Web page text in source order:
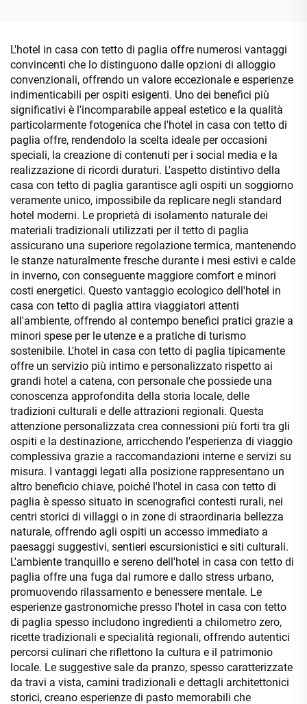
L'hotel in casa con tetto di paglia offre numerosi vantaggi
convincenti che lo distinguono dalle opzioni di alloggio
convenzionali, offrendo un valore eccezionale e esperienze
indimenticabili per ospiti esigenti. Uno dei benefici più
significativi è l'incomparabile appeal estetico e la qualità
particolarmente fotogenica che l'hotel in casa con tetto di
paglia offre, rendendolo la scelta ideale per occasioni
speciali, la creazione di contenuti per i social media e la
realizzazione di ricordi duraturi. L'aspetto distintivo della
casa con tetto di paglia garantisce agli ospiti un soggiorno
veramente unico, impossibile da replicare negli standard
hotel moderni. Le proprietà di isolamento naturale dei
materiali tradizionali utilizzati per il tetto di paglia
assicurano una superiore regolazione termica, mantenendo
le stanze naturalmente fresche durante i mesi estivi e calde
in inverno, con conseguente maggiore comfort e minori
costi energetici. Questo vantaggio ecologico dell'hotel in
casa con tetto di paglia attira viaggiatori attenti
all'ambiente, offrendo al contempo benefici pratici grazie a
minori spese per le utenze e a pratiche di turismo
sostenibile. L'hotel in casa con tetto di paglia tipicamente
offre un servizio più intimo e personalizzato rispetto ai
grandi hotel a catena, con personale che possiede una
conoscenza approfondita della storia locale, delle
tradizioni culturali e delle attrazioni regionali. Questa
attenzione personalizzata crea connessioni più forti tra gli
ospiti e la destinazione, arricchendo l'esperienza di viaggio
complessiva grazie a raccomandazioni interne e servizi su
misura. I vantaggi legati alla posizione rappresentano un
altro beneficio chiave, poiché l'hotel in casa con tetto di
paglia è spesso situato in scenografici contesti rurali, nei
centri storici di villaggi o in zone di straordinaria bellezza
naturale, offrendo agli ospiti un accesso immediato a
paesaggi suggestivi, sentieri escursionistici e siti culturali.
L'ambiente tranquillo e sereno dell'hotel in casa con tetto di
paglia offre una fuga dal rumore e dallo stress urbano,
promuovendo rilassamento e benessere mentale. Le
esperienze gastronomiche presso l'hotel in casa con tetto
di paglia spesso includono ingredienti a chilometro zero,
ricette tradizionali e specialità regionali, offrendo autentici
percorsi culinari che riflettono la cultura e il patrimonio
locale. Le suggestive sale da pranzo, spesso caratterizzate
da travi a vista, camini tradizionali e dettagli architettonici
storici, creano esperienze di pasto memorabili che